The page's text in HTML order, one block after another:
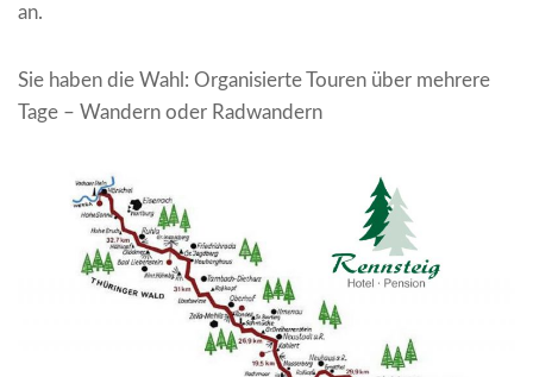
an.
Sie haben die Wahl: Organisierte Touren über mehrere
Tage – Wandern oder Radwandern